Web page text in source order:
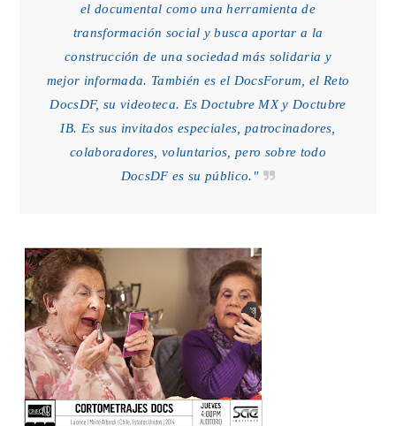
el documental como una herramienta de
transformación social y busca aportar a la
construcción de una sociedad más solidaria y
mejor informada. También es el DocsForum, el Reto
DocsDF, su videoteca. Es Doctubre MX y Doctubre
IB. Es sus invitados especiales, patrocinadores,
colaboradores, voluntarios, pero sobre todo
DocsDF es su público."